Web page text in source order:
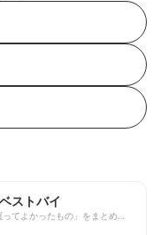
ストバイ
てよかったもの」をまとめまし